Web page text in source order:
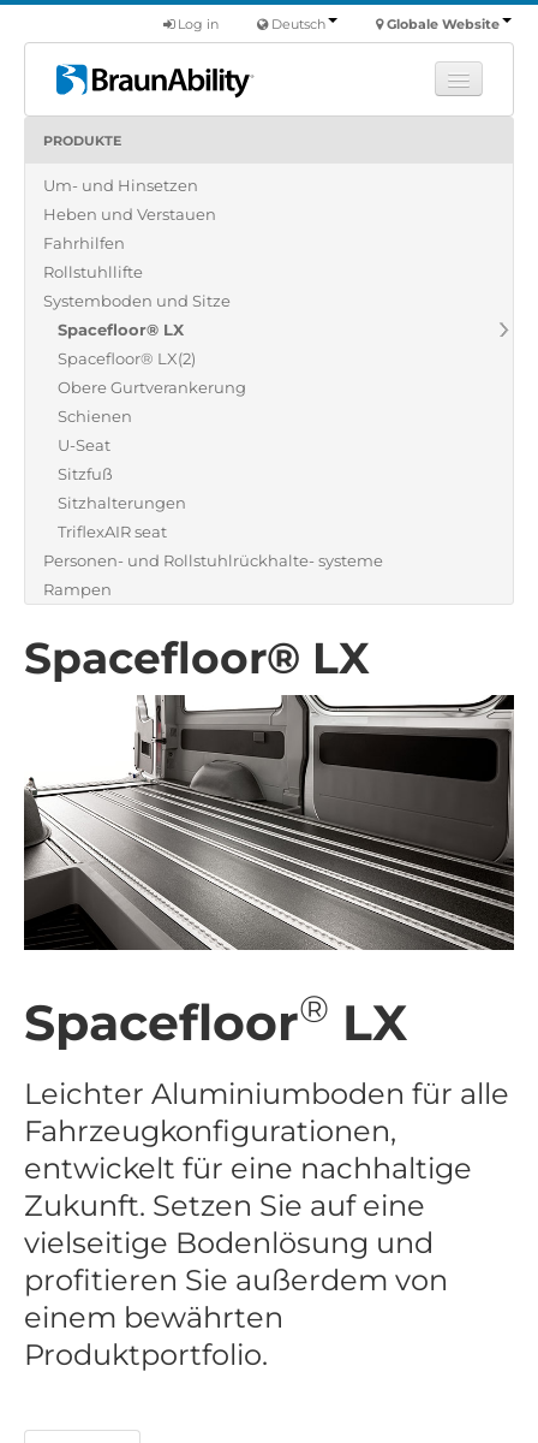
Globale Website
Deutsch
Log in
Produkte
Über uns
Finde einen Händler
PRODUKTE
Um- und Hinsetzen
Heben und Verstauen
Fahrhilfen
Rollstuhllifte
Systemboden und Sitze
Spacefloor® LX
Spacefloor® LX(2)
Obere Gurtverankerung
Schienen
U-Seat
Sitzfuß
Sitzhalterungen
TriflexAIR seat
Personen- und Rollstuhlrückhalte- systeme
Rampen
Spacefloor® LX
Spacefloor® LX
Leichter Aluminiumboden für alle
Fahrzeugkonfigurationen,
entwickelt für eine nachhaltige
Zukunft. Setzen Sie auf eine
vielseitige Bodenlösung und
profitieren Sie außerdem von
einem bewährten
Produktportfolio.